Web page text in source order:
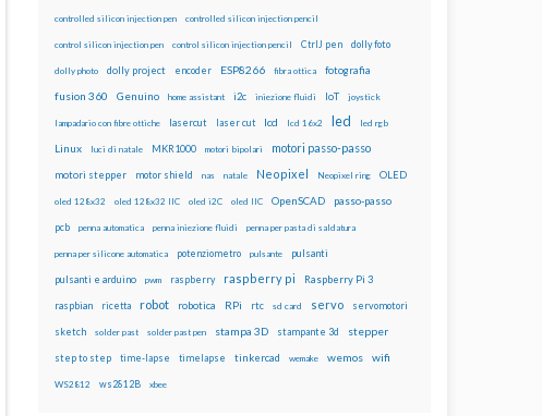
controlled silicon injection pen controlled silicon injection pencil
control silicon injection pen control silicon injection pencil CtrlJ pen dolly foto
dolly photo dolly project encoder ESP8266 fibra ottica fotografia
fusion 360 Genuino home assistant i2c iniezione fluidi IoT joystick
lampadario con fibre ottiche lasercut laser cut lcd lcd 16x2 led led rgb
Linux luci di natale MKR1000 motori bipolari motori passo-passo
motori stepper motor shield nas natale Neopixel Neopixel ring OLED
oled 128x32 oled 128x32 IIC oled i2C oled IIC OpenSCAD passo-passo
pcb penna automatica penna iniezione fluidi penna per pasta di saldatura
penna per silicone automatica potenziometro pulsante pulsanti
pulsanti e arduino pwm raspberry raspberry pi Raspberry Pi 3
raspbian ricetta robot robotica RPi rtc sd card servo servomotori
sketch solder past solder past pen stampa 3D stampante 3d stepper
step to step time-lapse timelapse tinkercad wemake wemos wifi
WS2812 ws2812B xbee